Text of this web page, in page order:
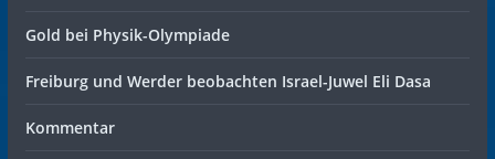
Gold bei Physik-Olympiade
Freiburg und Werder beobachten Israel-Juwel Eli Dasa
Kommentar